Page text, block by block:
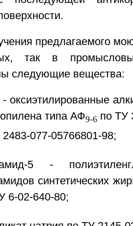
предлагаемого
так в
следующие вещества:
- оксиэтилированные
типа АФ9-6 по ТУ
077-05766801-98;
5 -
синтетических
6-02-640-80;